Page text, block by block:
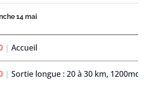
14 mai
| Accueil
| Sortie longue : 20 à 30 km, 1200md